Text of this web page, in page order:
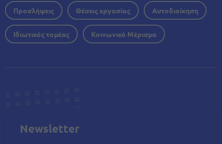
Προσλήψεις Θέσεις εργασίας Αυτοδιοίκηση
Ιδιωτικός τομέας Κοινωνικό Μέρισμα
Newsletter